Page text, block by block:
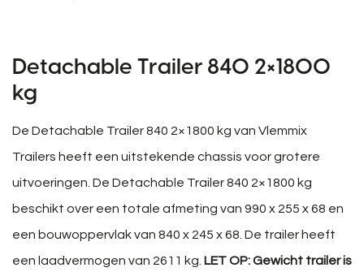
Detachable Trailer 840 2×1800
kg
De Detachable Trailer 840 2×1800 kg van Vlemmix
Trailers heeft een uitstekende chassis voor grotere
uitvoeringen. De Detachable Trailer 840 2×1800 kg
beschikt over een totale afmeting van 990 x 255 x 68 en
een bouwoppervlak van 840 x 245 x 68. De trailer heeft
een laadvermogen van 2611 kg. LET OP: Gewicht trailer is